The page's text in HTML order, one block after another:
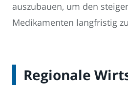
auszubauen, um den
Medikamenten langfristig
Regionale